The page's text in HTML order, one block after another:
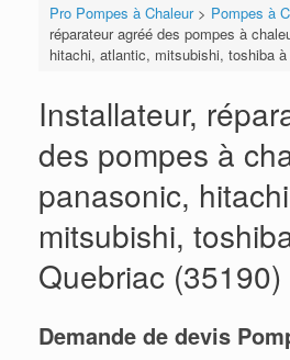
Pro Pompes à Chaleur> Pompes à
réparateur agréé des pompes à
hitachi, atlantic, mitsubishi, toshiba à
Installateur,
des pompes à
panasonic,
mitsubishi,
Quebriac (35190)
Demande de devis